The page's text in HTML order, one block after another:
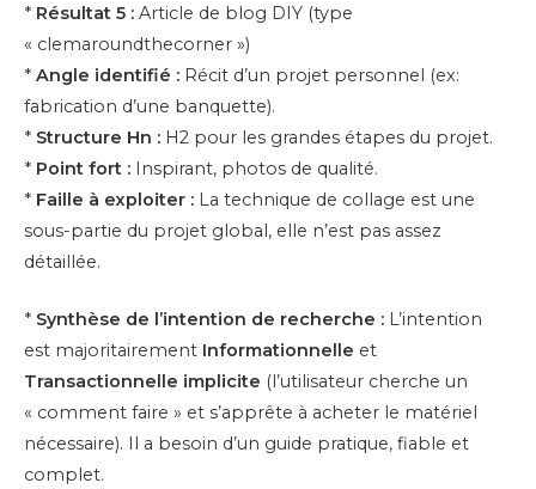
* Résultat 5 : Article de blog DIY (type
« clemaroundthecorner »)
* Angle identifié : Récit d’un projet personnel (ex:
fabrication d’une banquette).
* Structure Hn : H2 pour les grandes étapes du projet.
* Point fort : Inspirant, photos de qualité.
* Faille à exploiter : La technique de collage est une
sous-partie du projet global, elle n’est pas assez
détaillée.
* Synthèse de l’intention de recherche : L’intention
est majoritairement Informationnelle et
Transactionnelle implicite (l’utilisateur cherche un
« comment faire » et s’apprête à acheter le matériel
nécessaire). Il a besoin d’un guide pratique, fiable et
complet.